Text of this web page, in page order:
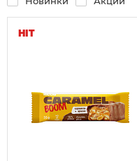
HIT